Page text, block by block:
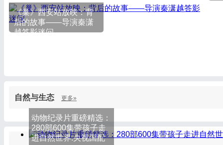
集）
《巢》西安站放映：背
后的故事——导演秦潇
越答影迷问
自然与生态 更多»
动物纪录片重磅精选：
280部600集带孩子走
进自然世界.央视国配